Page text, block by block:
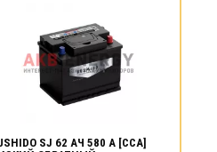
SJ 62 АЧ 580 А [CCA]